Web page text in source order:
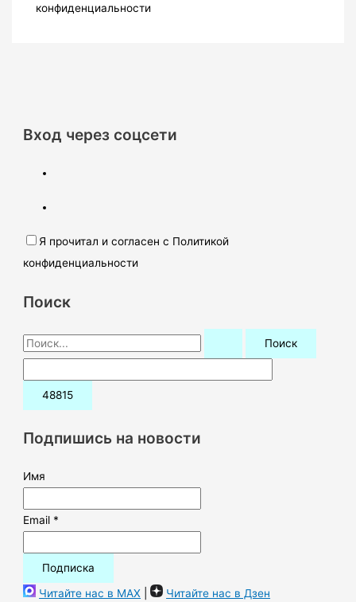
конфиденциальности
Вход через соцсети
Я прочитал и согласен с Политикой
конфиденциальности
Поиск
П
о
и
:Подпишись на новости
Имя
Email *
Читайте нас в MAX | Читайте нас в Дзен